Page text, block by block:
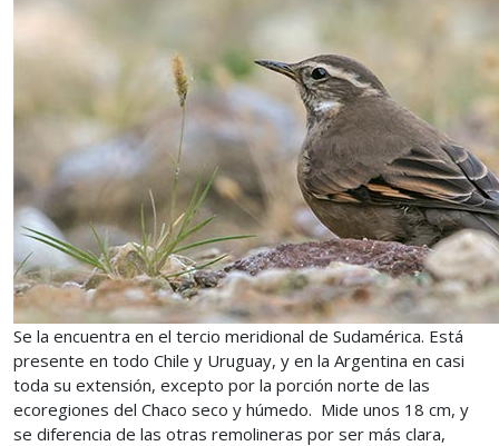
Se la encuentra en el tercio meridional de Sudamérica. Está
presente en todo Chile y Uruguay, y en la Argentina en casi
toda su extensión, excepto por la porción norte de las
ecoregiones del Chaco seco y húmedo. Mide unos 18 cm, y
se diferencia de las otras remolineras por ser más clara,